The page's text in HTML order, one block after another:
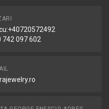
742 097 602